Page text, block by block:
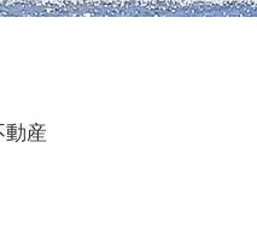
動産